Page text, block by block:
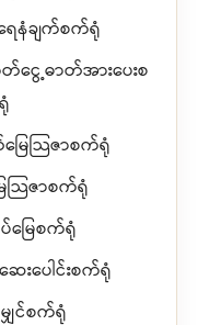
ေနံချက်စက်ရုံ
တ်ငွေ့ဓာတ်အားပေးစ
မြေသြဇာစက်ရုံ
သြဇာစက်ရုံ
ြေစက်ရုံ
ေးပေါင်းစက်ရုံ
ျှင်စက်ရုံ